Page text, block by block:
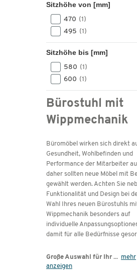
Sitzhöhe von [mm]
470 (1)
495 (1)
Sitzhöhe bis [mm]
580 (1)
600 (1)
Bürostuhl mit
Wippmechanik
Büromöbel wirken sich direkt
Gesundheit, Wohlbefinden und
Performance der Mitarbeiter
daher sollten neue Möbel mit
gewählt werden. Achten Sie
Funktionalität und Design bei
Wahl Ihres neuen Bürostuhls
Wippmechanik besonders auf
individuelle
damit für alle Bedürfnisse
Große Auswahl für Ihr ... mehr
anzeigen